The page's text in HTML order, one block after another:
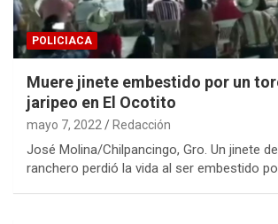
POLICIACA
Muere jinete embestido por un
jaripeo en El Ocotito
mayo 7, 2022 Redacción
José Molina/Chilpancingo, Gro. Un jinete
ranchero perdió la vida al ser embestido